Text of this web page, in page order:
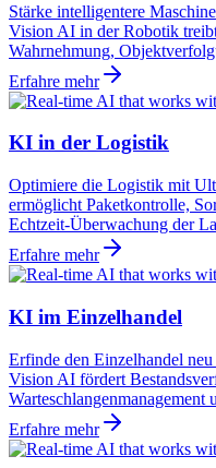
Stärke intelligentere
Vision AI in der Robotik
Wahrnehmung,
Erfahre mehr
KI in der Logistik
Optimiere die Logistik mit
ermöglicht Paketkontrolle,
Echtzeit-Überwachung der
Erfahre mehr
KI im Einzelhandel
Erfinde den Einzelhandel
Vision AI fördert
Erfahre mehr